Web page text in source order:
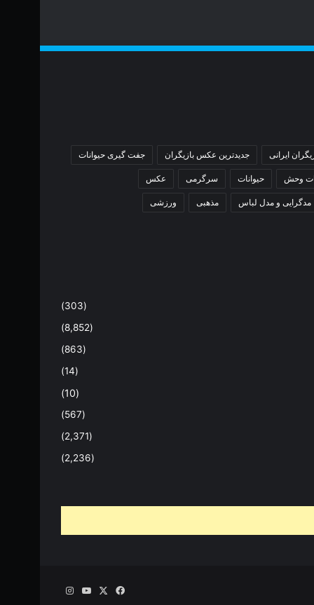
ایرانی جدیدترین عکس بازیگران جفت گیری حیوانات
وحش حیوانات سرگرمی عکس
مدگرایی و مدل لباس
(303)
(8,852)
(863)
(14)
(10)
(567)
(2,371)
(2,236)